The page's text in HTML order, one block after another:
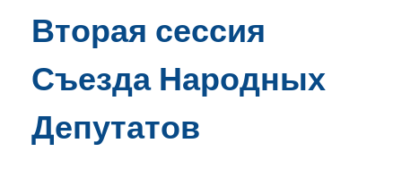
Вторая сессия
Съезда Народных
Депутатов